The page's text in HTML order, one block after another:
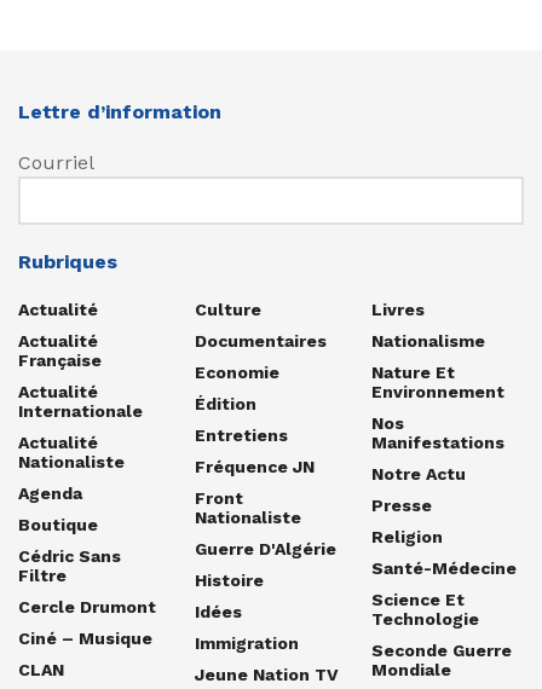
Lettre d’information
Courriel
Rubriques
Actualité
Actualité
Française
Actualité
Internationale
Actualité
Nationaliste
Agenda
Boutique
Cédric Sans
Filtre
Cercle Drumont
Ciné – Musique
CLAN
Culture
Documentaires
Economie
Édition
Entretiens
Fréquence JN
Front
Nationaliste
Guerre D'Algérie
Histoire
Idées
Immigration
Jeune Nation TV
Livres
Nationalisme
Nature Et
Environnement
Nos
Manifestations
Notre Actu
Presse
Religion
Santé-Médecine
Science Et
Technologie
Seconde Guerre
Mondiale